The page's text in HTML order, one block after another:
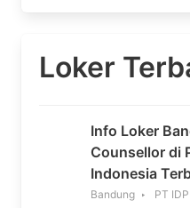
Loker
Info Loker
Counsellor di
Indonesia
Bandung PT